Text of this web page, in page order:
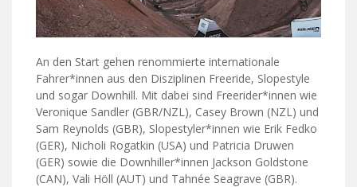
An den Start gehen renommierte internationale
Fahrer*innen aus den Disziplinen Freeride, Slopestyle
und sogar Downhill. Mit dabei sind Freerider*innen wie
Veronique Sandler (GBR/NZL), Casey Brown (NZL) und
Sam Reynolds (GBR), Slopestyler*innen wie Erik Fedko
(GER), Nicholi Rogatkin (USA) und Patricia Druwen
(GER) sowie die Downhiller*innen Jackson Goldstone
(CAN), Vali Höll (AUT) und Tahnée Seagrave (GBR).